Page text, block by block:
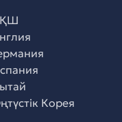
Корея